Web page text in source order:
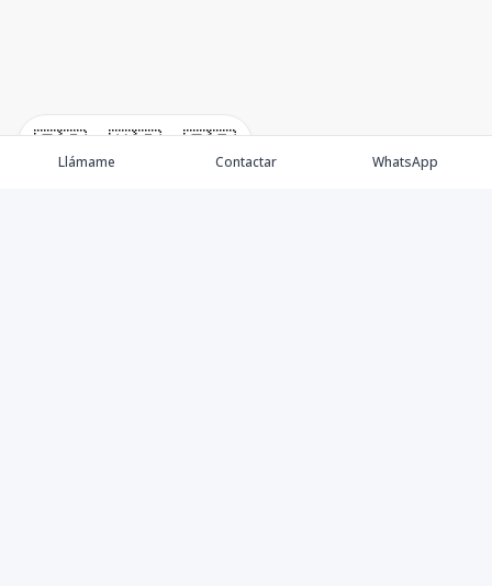
🇪🇸 🇺🇸 🇫🇷
Llámame Contactar WhatsApp